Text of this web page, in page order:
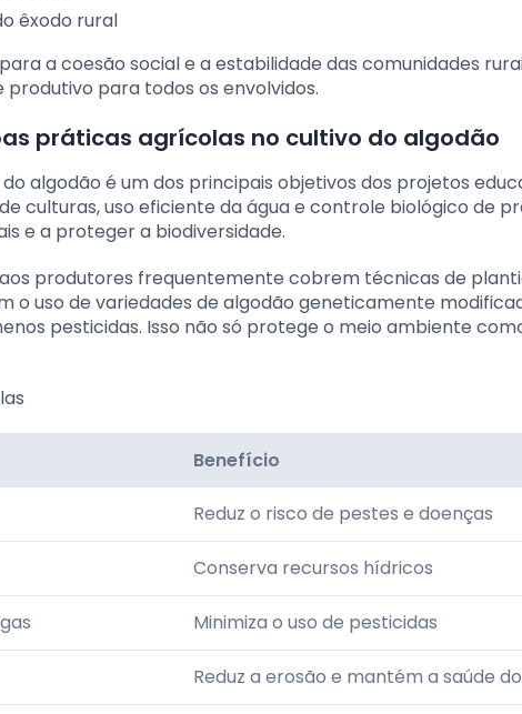
êxodo rural
a coesão social e a estabilidade das comunidades
para todos os envolvidos.
práticas agrícolas no cultivo do algodão
algodão é um dos principais objetivos dos projetos
culturas, uso eficiente da água e controle biológico de
e a proteger a biodiversidade.
produtores frequentemente cobrem técnicas de
o uso de variedades de algodão geneticamente
pesticidas. Isso não só protege o meio ambiente
Benefício
Reduz o risco de pestes e doenças
Conserva recursos hídricos
Minimiza o uso de pesticidas
Reduz a erosão e mantém a saúde